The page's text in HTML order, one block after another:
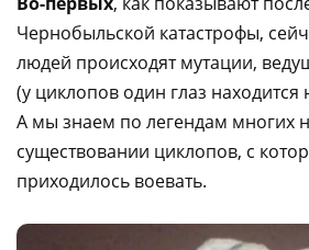
Чернобыльской катастрофы,
людей происходят мутации,
(у циклопов один глаз
А мы знаем по легендам многих
существовании циклопов, с
приходилось воевать.